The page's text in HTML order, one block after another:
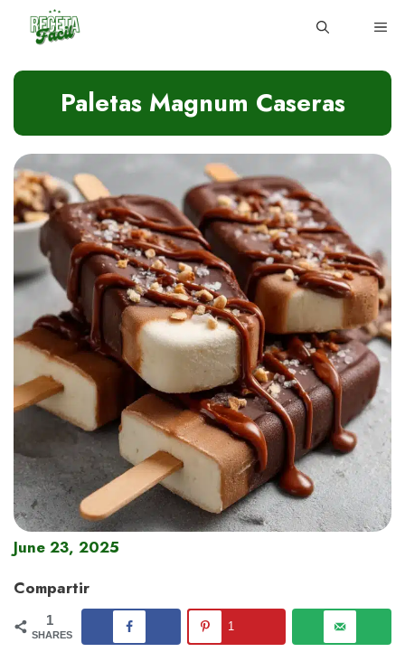
Paletas Magnum Caseras
June 23, 2025
Compartir
1
SHARES
1